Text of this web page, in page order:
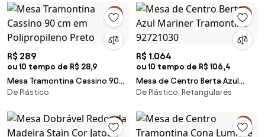
R$ 289
ou 10 tempo de R$ 28,9
Mesa Tramontina Cassino 90
cm em Polipropileno Preto
De Plástico
R$ 1.064
ou 10 tempo de R$ 106,4
Mesa de Centro Berta Azul
Mariner Tramontina 92721030
De Plástico, Retangulares